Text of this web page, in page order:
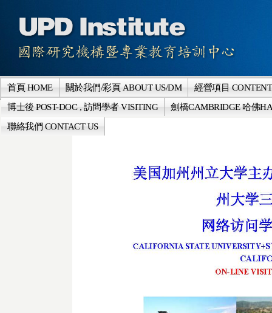
首頁 HOME 關於我們/彩頁 ABOUT US/DM
經營項目 CONTENT
博士後 POST-DOC , 訪問學者 VISITING
劍橋CAMBRIDGE 哈佛
聯絡我們 CONTACT US